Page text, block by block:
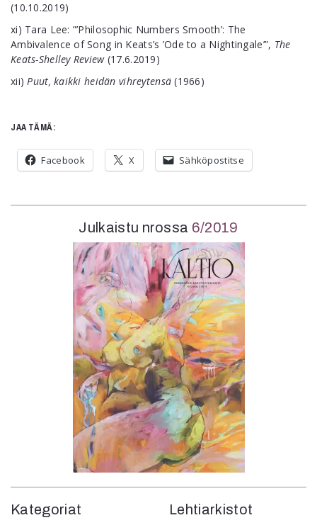
Julkaistu nrossa 6/2019
Kategoriat Lehtiarkistot
(10.10.2019)
xi) Tara Lee: ”’Philosophic Numbers Smooth’: The
Ambivalence of Song in Keats’s ’Ode to a Nightingale’”, The
Keats-Shelley Review(17.6.2019)
xii)Puut, kaikki heidän vihreytensä (1966)
JAA TÄMÄ:
Facebook X Sähköpostitse